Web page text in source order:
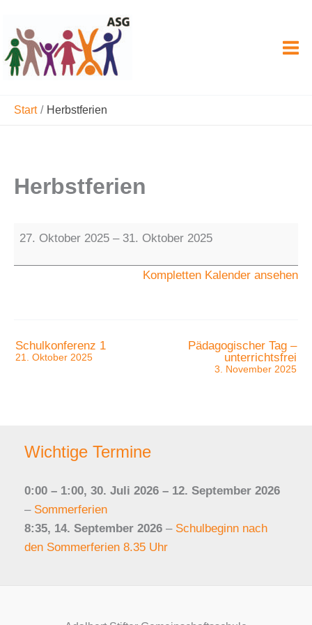
Inhalt
springen
Start Herbstferien
Herbstferien
Herbstferien
27. Oktober 2025 – 31. Oktober 2025
Kompletten Kalender ansehen
Schulkonferenz 1
21. Oktober 2025
Pädagogischer Tag –
unterrichtsfrei
3. November 2025
Wichtige Termine
0:00 – 1:00, 30. Juli 2026 – 12. September 2026
– Sommerferien
8:35, 14. September 2026 – Schulbeginn nach
den Sommerferien 8.35 Uhr